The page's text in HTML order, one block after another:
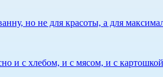
но не для красоты, а для
и с хлебом, и с мясом, и с картошкой